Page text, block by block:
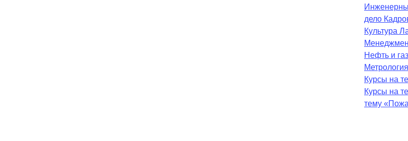
дело
Культура
Нефть и газ
Метрология
Курсы на
Курсы на
тему